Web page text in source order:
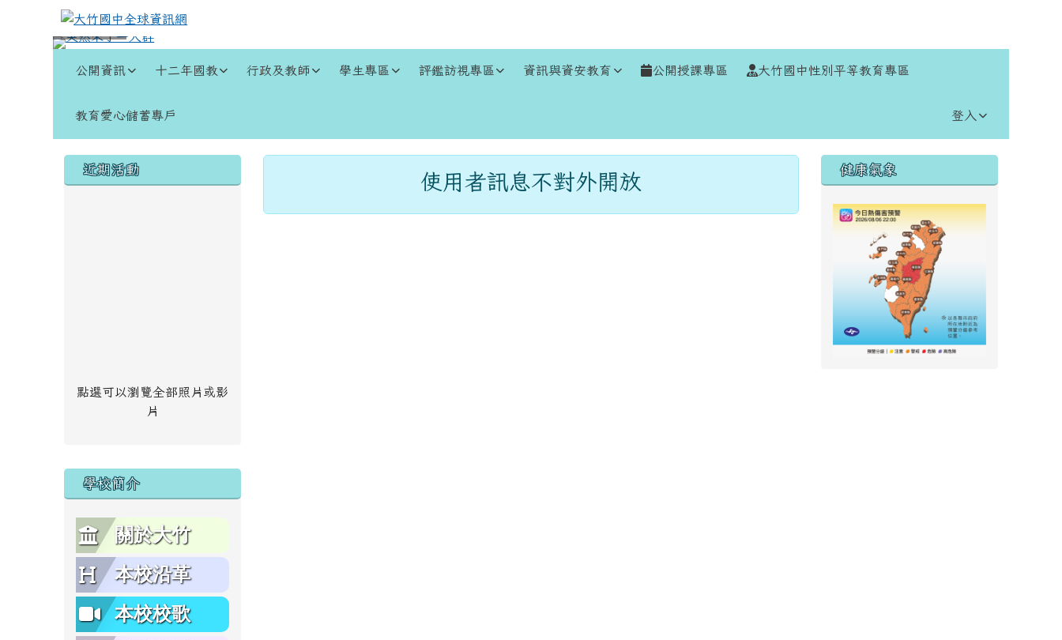
跳至主內容區
大竹國中全球資訊網
公開資訊 十二年國教 行政及教師 學生專區 評鑑訪視專區 資訊與資安教育 公開授課專區 大竹國中性別平等教育專區
教育愛心儲蓄專戶 登入
左邊區域內容
近期活動
點選可以瀏覽全部照片或影
片
學校簡介
關於大竹
本校沿革
本校校歌
使用者訊息不對外開放 右邊區域內容
健康氣象
頁尾區域